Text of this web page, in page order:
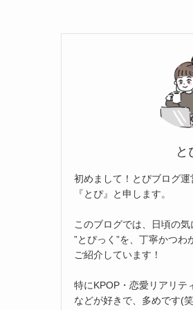
と
初めまして！とぴブログ運
『とぴ』と申します。
このブログでは、日頃の気
”とぴっく”を、丁寧かつわ
ご紹介しています！
特にKPOP・恋愛リアリテ
などが好きで、多めです(